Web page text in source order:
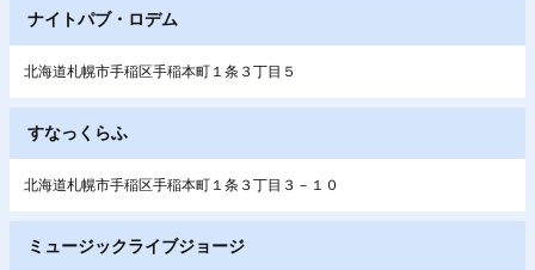
ナイトパブ・ロデム
北海道札幌市手稲区手稲本町１条３丁目５
すなっくらふ
北海道札幌市手稲区手稲本町１条３丁目３－１０
ミュージックライブジョージ